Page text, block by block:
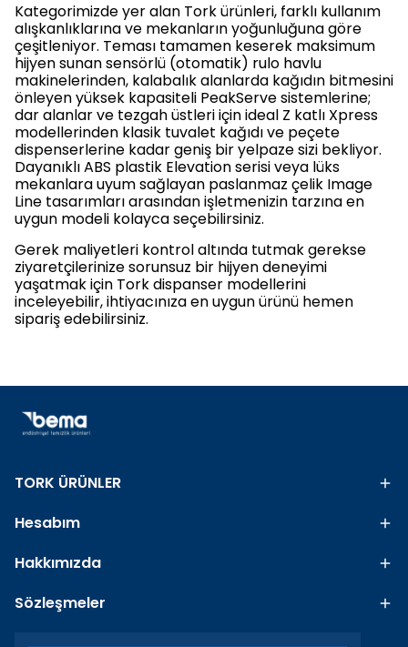
Kategorimizde yer alan Tork ürünleri, farklı kullanım
alışkanlıklarına ve mekanların yoğunluğuna göre
çeşitleniyor. Teması tamamen keserek maksimum
hijyen sunan sensörlü (otomatik) rulo havlu
makinelerinden, kalabalık alanlarda kağıdın bitmesini
önleyen yüksek kapasiteli PeakServe sistemlerine;
dar alanlar ve tezgah üstleri için ideal Z katlı Xpress
modellerinden klasik tuvalet kağıdı ve peçete
dispenserlerine kadar geniş bir yelpaze sizi bekliyor.
Dayanıklı ABS plastik Elevation serisi veya lüks
mekanlara uyum sağlayan paslanmaz çelik Image
Line tasarımları arasından işletmenizin tarzına en
uygun modeli kolayca seçebilirsiniz.
Gerek maliyetleri kontrol altında tutmak gerekse
ziyaretçilerinize sorunsuz bir hijyen deneyimi
yaşatmak için Tork dispanser modellerini
inceleyebilir, ihtiyacınıza en uygun ürünü hemen
sipariş edebilirsiniz.
TORK ÜRÜNLER
Hesabım
Hakkımızda
Sözleşmeler